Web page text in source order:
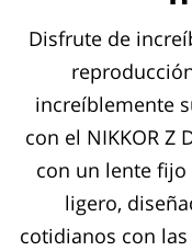
Disfrute de
increíblemente
con el NIKKOR Z
con un lente
ligero,
cotidianos con